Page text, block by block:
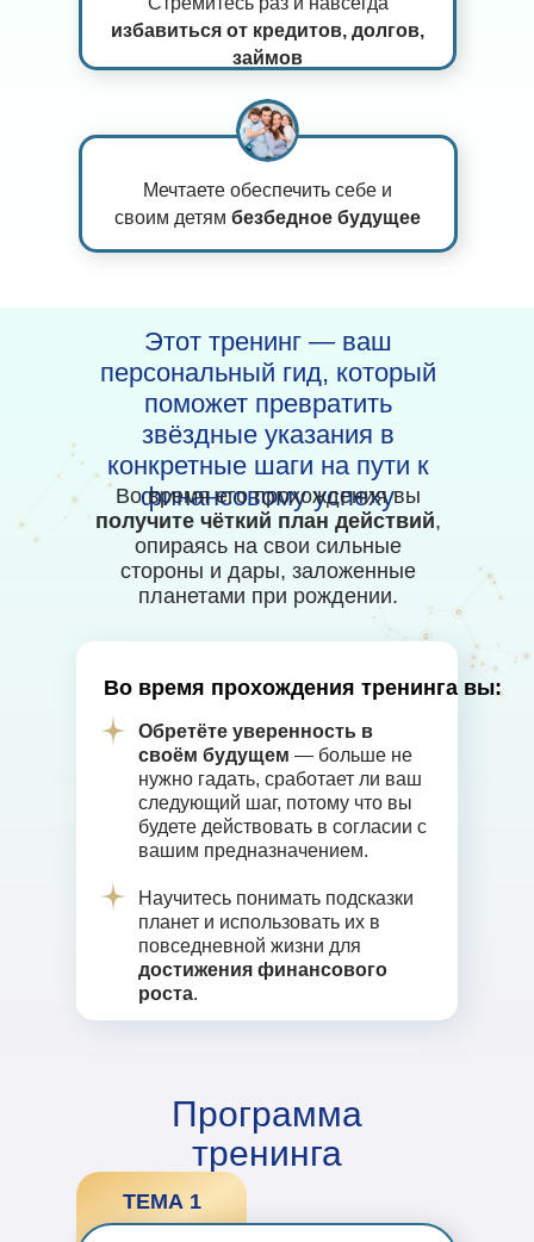
избавиться от кредитов, долгов,
займов
Мечтаете обеспечить себе и
своим детям безбедное будущее
Этот тренинг — ваш
персональный гид, который
поможет превратить
звёздные указания в
конкретные шаги на пути к
финансовому успеху
Во время его прохождения вы
получите чёткий план действий,
опираясь на свои сильные
стороны и дары, заложенные
планетами при рождении.
Обретёте уверенность в
своём будущем — больше не
нужно гадать, сработает ли ваш
следующий шаг, потому что вы
будете действовать в согласии с
вашим предназначением.
Научитесь понимать подсказки
планет и использовать их в
повседневной жизни для
достижения финансового
роста.
Во время прохождения тренинга вы:
Программа
тренинга
ТЕМА 1